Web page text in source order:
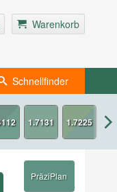
Warenkorb
Schnellfinder
PräziPlan